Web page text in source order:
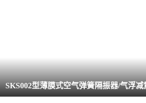
SKS002型薄膜式空气弹簧隔振器/气浮减